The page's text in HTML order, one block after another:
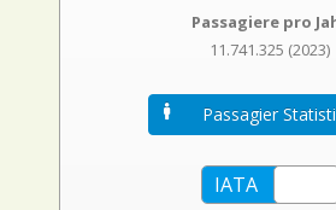
Passagiere pro
11.741.325 (2023)
Passagier